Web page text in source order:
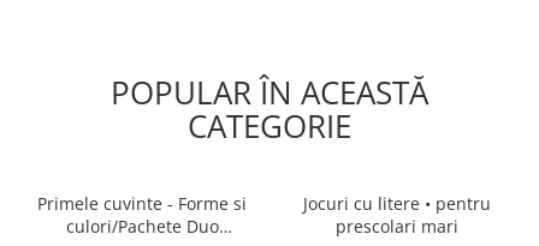
POPULAR ÎN ACEASTĂ
CATEGORIE
Primele cuvinte - Forme si
culori/Pachete Duo
Jocuri cu litere • pentru
prescolari mari